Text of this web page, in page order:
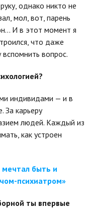
однако никто не
мол, вот, парень
И в этот момент я
что даже
вспомнить вопрос.
индивидами — и в
За карьеру
людей. Каждый из
как устроен
мечтал быть и
психиатром»
ты впервые